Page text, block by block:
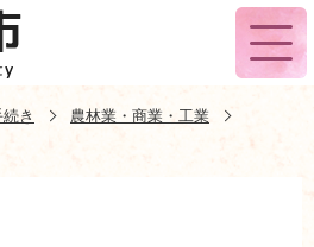
き
農林業・商業・工業